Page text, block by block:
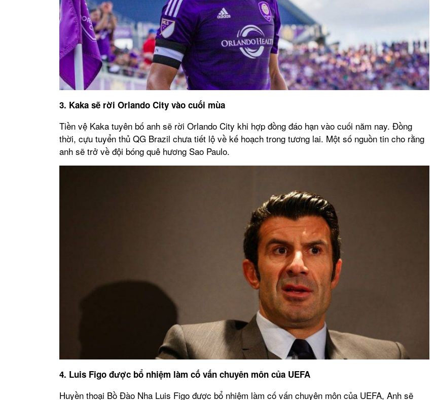
3. Kaka sẽ rời Orlando City vào cuối mùa
Tiền vệ Kaka tuyên bố anh sẽ rời Orlando City khi hợp đồng đáo hạn vào cuối năm nay. Đồng
thời, cựu tuyển thủ QG Brazil chưa tiết lộ về kế hoạch trong tương lai. Một số nguồn tin cho rằng
anh sẽ trở về đội bóng quê hương Sao Paulo.
4. Luis Figo được bổ nhiệm làm cố vấn chuyên môn của UEFA
Huyền thoại Bồ Đào Nha Luis Figo được bổ nhiệm làm cố vấn chuyên môn của UEFA, Anh sẽ